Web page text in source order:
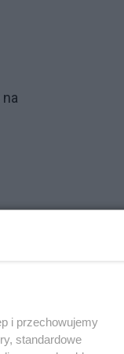
i przechowujemy
standardowe